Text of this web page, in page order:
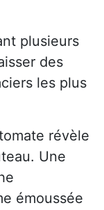
plusieurs
des
les plus
révèle
Une
émoussée